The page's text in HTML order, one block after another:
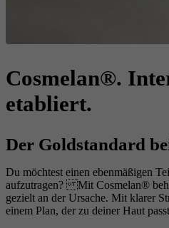
Cosmelan®.
etabliert.
Der Goldstandard
Du möchtest einen ebenmäßigen
aufzutragen? Mit Cosmelan®
gezielt an der Ursache. Mit klarer
einem Plan, der zu deiner Haut